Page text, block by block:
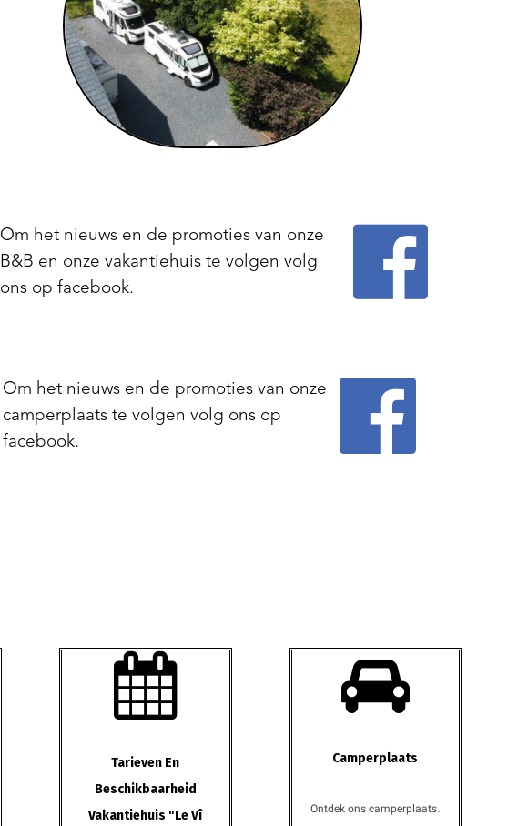
Om het nieuws en de promoties van onze
B&B en onze vakantiehuis te volgen volg
ons op facebook.

Om het nieuws en de promoties van onze
camperplaats te volgen volg ons op
facebook.


Tarieven En
Beschikbaarheid
Vakantiehuis "le Vî

Camperplaats
Ontdek ons camperplaats.